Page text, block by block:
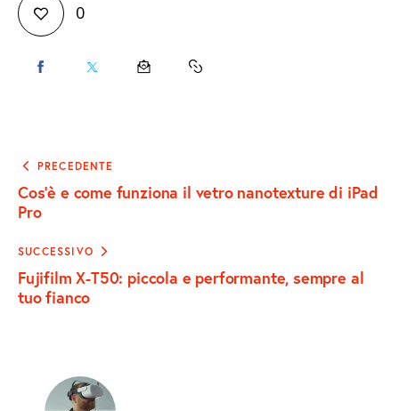
0
CONDIVIDICONDIVIDICONDIVIDICOPY
CLIPBOARD
Navigazione
articoli
PRECEDENTE
Cos’è e come funziona il vetro nanotexture di iPad
Pro
SUCCESSIVO
Fujifilm X-T50: piccola e performante, sempre al
tuo fianco